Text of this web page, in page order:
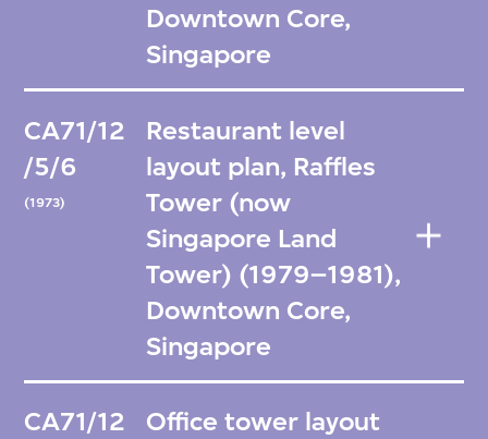
Downtown Core,
Singapore
CA71/12
/5/6
(1973)
Restaurant level
layout plan, Raffles
Tower (now
Singapore Land
Tower) (1979–1981),
Downtown Core,
Singapore
CA71/12
Office tower layout